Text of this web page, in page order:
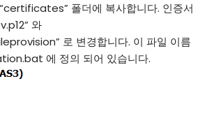
폴더에 복사합니다. 인증서
와
로 변경합니다. 이 파일 이름
에 정의 되어 있습니다.